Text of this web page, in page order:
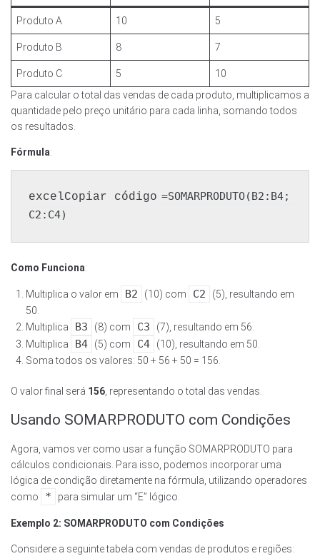
Produto A 10 5
Produto B 8 7
Produto C 5
10
Para calcular o total das vendas de cada produto, multiplicamos a
quantidade pelo preço unitário para cada linha, somando todos
os resultados.
Fórmula:
excelCopiar código =SOMARPRODUTO(B2:B4;
Como Funciona:
Multiplica o valor em B2 (10) com C2
(5), resultando em
50.
Multiplica
B3 (8) com C3
(7), resultando em 56.
Multiplica
B4 (5) com C4
(10), resultando em 50.
Soma todos os valores: 50 + 56 + 50 = 156.
O valor final será 156, representando o total das vendas.
Usando SOMARPRODUTO com Condições
Agora, vamos ver como usar a função SOMARPRODUTO para
cálculos condicionais. Para isso, podemos incorporar uma
lógica de condição diretamente na fórmula, utilizando operadores
como
* para simular um “E” lógico.
Exemplo 2: SOMARPRODUTO com Condições
Considere a seguinte tabela com vendas de produtos e regiões: